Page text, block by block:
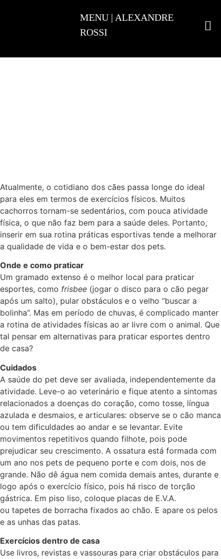
Atualmente, o cotidiano dos cães passa longe do ideal
para eles em termos de exercícios físicos. Muitos
cachorros tornam-se sedentários, com pouca atividade
física, o que não faz bem para a saúde deles. Portanto,
inserir em sua rotina práticas esportivas tende a melhorar
a qualidade de vida e o bem-estar dos pets.
Onde e como praticar
Um gramado extenso é o melhor local para praticar
esportes, como frisbee (jogar o disco para o cão pegar
após um salto), pular obstáculos e o velho “buscar a
bolinha”. Mas em período de chuvas, é complicado manter
a rotina de atividades físicas ao ar livre com o animal. Que
tal pensar em alternativas para praticar esportes dentro
de casa?
Cuidados
A saúde do pet deve ser avaliada, independentemente da
atividade. Leve-o ao veterinário e fique atento a sintomas
relacionados a doenças do coração, como tosse, língua
azulada e desmaios, e articulares: observe se o cão manca
ou tem dificuldades ao andar e se levantar. Evite
movimentos repetitivos quando filhote, pois pode
prejudicar seu crescimento. A ossatura está formada com
um ano nos pets de pequeno porte e com dois, nos de
grande. Não dê água nem comida demais antes, durante e
logo após o exercício físico, pois há risco de torção
gástrica. Em piso liso, coloque placas de E.V.A.
ou tapetes de borracha fixados ao chão. E apare os pelos
e as unhas das patas.
Exercícios dentro de casa
Use livros, revistas e vassouras para criar obstáculos para